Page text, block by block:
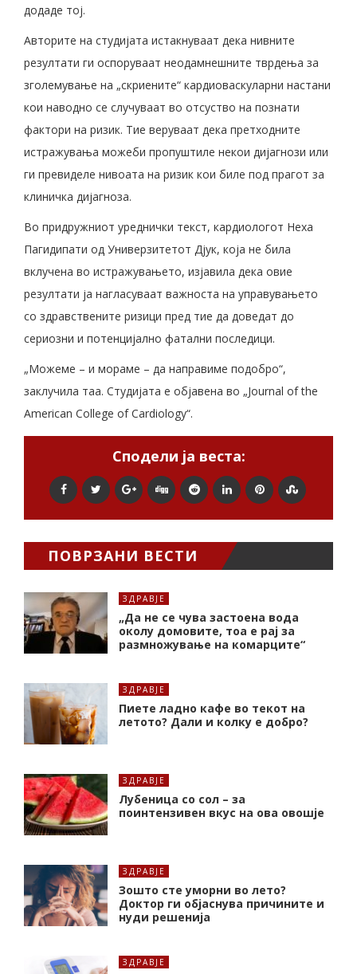
додаде тој.
Авторите на студијата истакнуваат дека нивните
резултати ги оспоруваат неодамнешните тврдења за
зголемување на „скриените“ кардиоваскуларни настани
кои наводно се случуваат во отсуство на познати
фактори на ризик. Тие веруваат дека претходните
истражувања можеби пропуштиле некои дијагнози или
ги превиделе нивоата на ризик кои биле под прагот за
клиничка дијагноза.
Во придружниот уреднички текст, кардиологот Неха
Пагидипати од Универзитетот Дјук, која не била
вклучена во истражувањето, изјавила дека овие
резултати ја нагласуваат важноста на управувањето
со здравствените ризици пред тие да доведат до
сериозни и потенцијално фатални последици.
„Можеме – и мораме – да направиме подобро“,
заклучила таа. Студијата е објавена во „Journal of the
American College of Cardiology“.
Сподели ја веста:
ПОВРЗАНИ ВЕСТИ
ЗДРАВЈЕ
„Да не се чува застоена вода
околу домовите, тоа е рај за
размножување на комарците“
ЗДРАВЈЕ
Пиете ладно кафе во текот на
летото? Дали и колку е добро?
ЗДРАВЈЕ
Лубеница со сол – за
поинтензивен вкус на ова овошје
ЗДРАВЈЕ
Зошто сте уморни во лето?
Доктор ги објаснува причините и
нуди решенија
ЗДРАВЈЕ